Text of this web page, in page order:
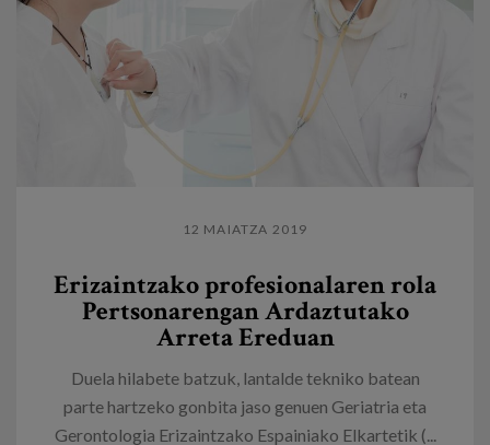
12 MAIATZA 2019
Erizaintzako profesionalaren rola
Pertsonarengan Ardaztutako
Arreta Ereduan
Duela hilabete batzuk, lantalde tekniko batean
parte hartzeko gonbita jaso genuen Geriatria eta
Gerontologia Erizaintzako Espainiako Elkartetik (...